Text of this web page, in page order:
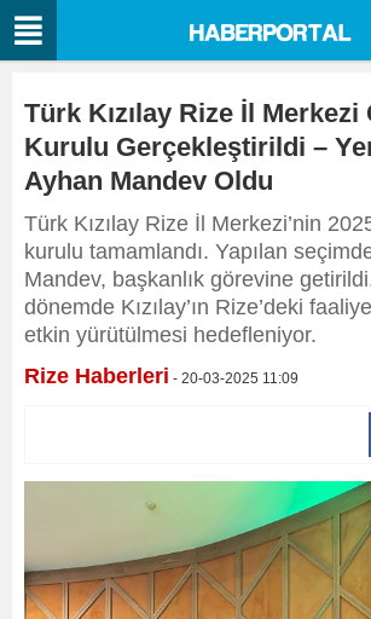
Türk Kızılay Rize İl Merkezi
Kurulu Gerçekleştirildi –
Ayhan Mandev Oldu
Türk Kızılay Rize İl Merkezi’nin
kurulu tamamlandı. Yapılan
Mandev, başkanlık görevine
dönemde Kızılay’ın Rize’deki
etkin yürütülmesi hedefleniyor.
Rize Haberleri - 20-03-2025 11:09